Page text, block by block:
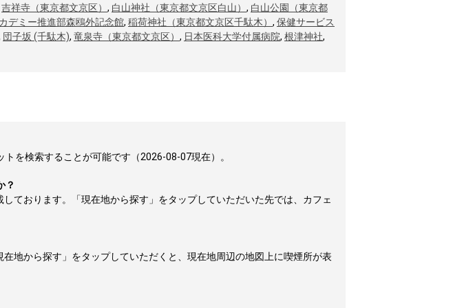
吉祥寺（東京都文京区） , 白山神社（東京都文京区白山） , 白山公園（東京都
デミー推進部森鴎外記念館, 稲荷神社（東京都文京区千駄木） , 保健サービス
団子坂 (千駄木), 竜泉寺（東京都文京区） , 日本医科大学付属病院, 根津神社,
を検索することが可能です（2026-08-07現在）。
？
ております。「現在地から探す」をタップしていただいた先では、カフェ
地から探す」をタップしていただくと、現在地周辺の地図上に喫煙所が表